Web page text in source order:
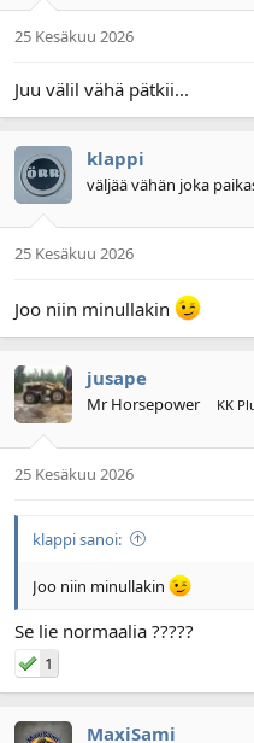
25 Kesäkuu 2026
Juu välil vähä pätkii...
klappi
väljää vähän joka
25 Kesäkuu 2026
Joo niin minullakin
jusape
Mr Horsepower KK
25 Kesäkuu 2026
klappi sanoi:
Joo niin minullakin
Se lie normaalia ?????
1
MaxiSami